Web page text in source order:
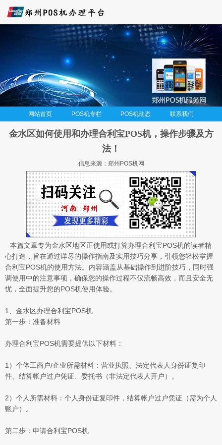
网站首页 POS机专栏 POS机动态 联系我们
金水区如何使用和办理合利宝POS机，操作步骤及方
法！
信息来源：郑州POS机网
本篇文章专为金水区地区正使用或打算办理合利宝POS机的读者精
心打造，旨在通过详尽的操作指南及实用技巧分享，引领您轻松掌握
合利宝POS机的使用方法。内容涵盖从基础操作到进阶技巧，同时强
调使用中的注意事项，确保您的操作过程不仅流畅高效，而且安全无
忧，全面提升您的POS机使用体验。
1、金水区办理合利宝POS机
第一步：准备材料
办理合利宝POS机需要提供以下材料：
1）个体工商户/企业所需材料：营业执照、法定代表人身份证复印
件、结算帐户过户凭证、委托书（非法定代表人开户）。
2）个人所需材料：个人身份证复印件，结算帐户过户凭证（需为个人
账户）。
第二步：申请合利宝POS机